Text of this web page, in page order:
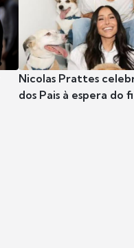
Nicolas Prattes
dos Pais à espera do